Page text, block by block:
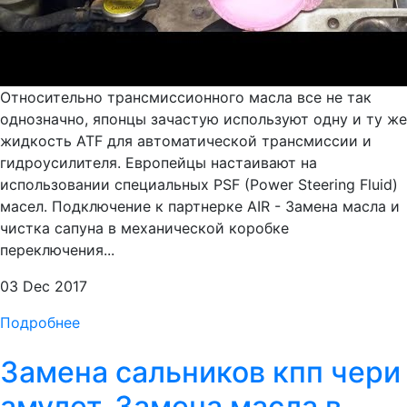
Относительно трансмиссионного масла все не так
однозначно, японцы зачастую используют одну и ту же
жидкость ATF для автоматической трансмиссии и
гидроусилителя. Европейцы настаивают на
использовании специальных PSF (Power Steering Fluid)
масел. Подключение к партнерке AIR - Замена масла и
чистка сапуна в механической коробке
переключения...
03 Dec 2017
Подробнее
Замена сальников кпп чери